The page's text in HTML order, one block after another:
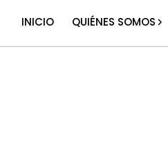
INICIO QUIÉNES SOMOS